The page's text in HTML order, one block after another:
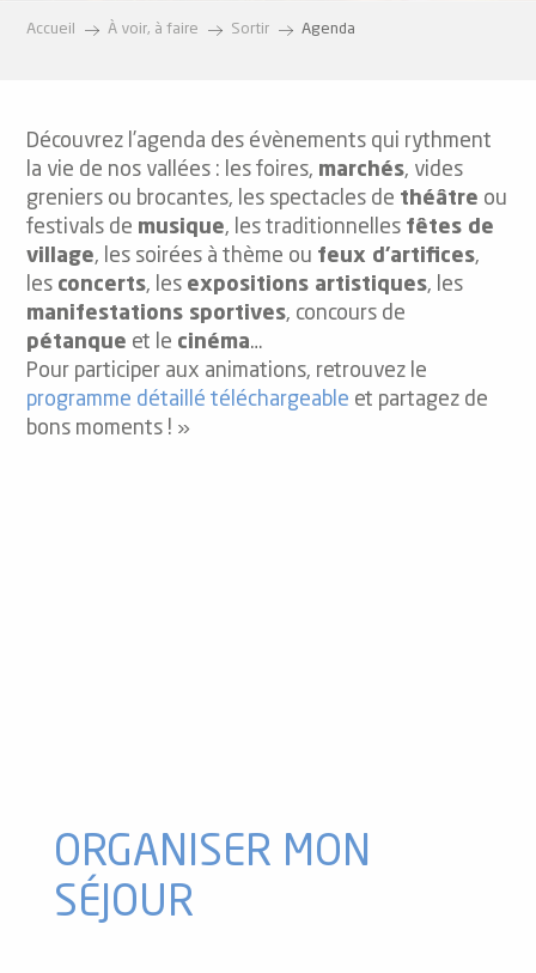
Accueil À voir, à faire Sortir Agenda
Découvrez l’agenda des évènements qui rythment
la vie de nos vallées : les foires, marchés, vides
greniers ou brocantes, les spectacles de théâtre ou
festivals de musique, les traditionnelles fêtes de
village, les soirées à thème ou feux d’artifices,
les concerts, les expositions artistiques, les
manifestations sportives, concours de
pétanque et le cinéma…
Pour participer aux animations, retrouvez le
programme détaillé téléchargeable et partagez de
bons moments ! »
ORGANISER MON
SÉJOUR